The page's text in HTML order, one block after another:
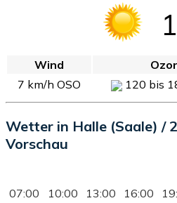
Wind
7 km/h OSO
120 bis
Wetter in Halle (Saale) /
Vorschau
07:00 10:00 13:00 16:00